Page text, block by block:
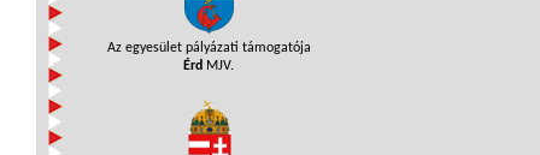
Az egyesület pályázati támogatója
Érd MJV.